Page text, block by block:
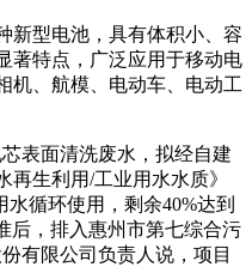
新型电池，具有体积小、容
著特点，广泛应用于移动电
机、航模、电动车、电动工
表面清洗废水，拟经自建
生利用/工业用水水质》
循环使用，剩余40%达到
后，排入惠州市第七综合污
有限公司负责人说，项目